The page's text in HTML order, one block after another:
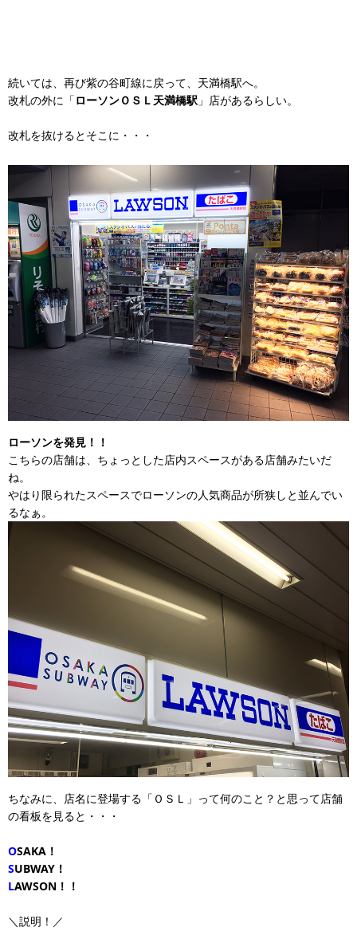
続いては、再び紫の谷町線に戻って、天満橋駅へ。
改札の外に「ローソンＯＳＬ天満橋駅 」店があるらしい。
改札を抜けるとそこに・・・
ローソンを発見！！
こちらの店舗は、ちょっとした店内スペースがある店舗みたいだ
ね。
やはり限られたスペースでローソンの人気商品が所狭しと並んでい
るなぁ。
ちなみに、店名に登場する「ＯＳＬ」って何のこと？と思って店舗
の看板を見ると・・・
OSAKA！
SUBWAY！
LAWSON！！
＼説明！／